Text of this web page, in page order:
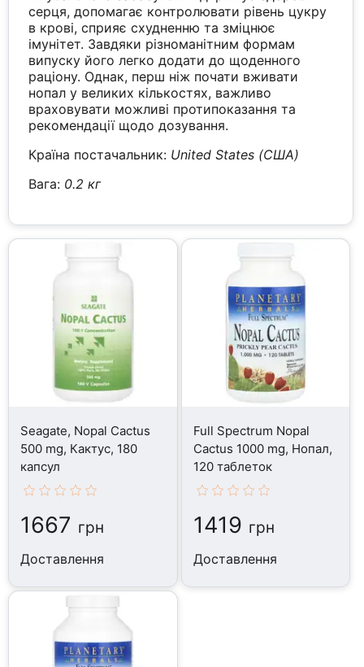
серця, допомагає контролювати рівень цукру
в крові, сприяє схудненню та зміцнює
імунітет. Завдяки різноманітним формам
випуску його легко додати до щоденного
раціону. Однак, перш ніж почати вживати
нопал у великих кількостях, важливо
враховувати можливі протипоказання та
рекомендації щодо дозування.
Країна постачальник: United States (США)
Вага: 0.2 кг
Seagate, Nopal Cactus
500 mg, Кактус, 180
капсул
1667 грн
Доставлення
Full Spectrum Nopal
Cactus 1000 mg, Нопал,
120 таблеток
1419 грн
Доставлення